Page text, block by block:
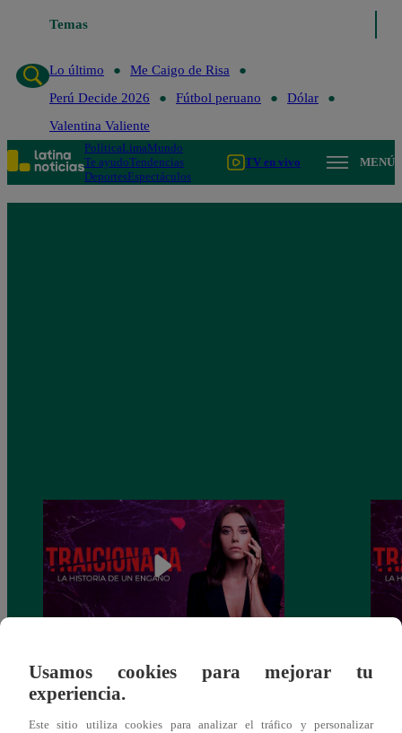
Temas
Lo último
Me Caigo de Risa
Perú Decide 2026
Fútbol peruano
Dólar
Valentina Valiente
PolíticaLimaMundo
Te ayudoTendencias
DeportesEspectáculos
TV en vivo MENÚ
Traicionada, Martes 10 de diciembre –
capítulo 88 completo (en línea y español)
Usamos cookies para mejorar tu
experiencia.
Este sitio utiliza cookies para analizar el tráfico y personalizar